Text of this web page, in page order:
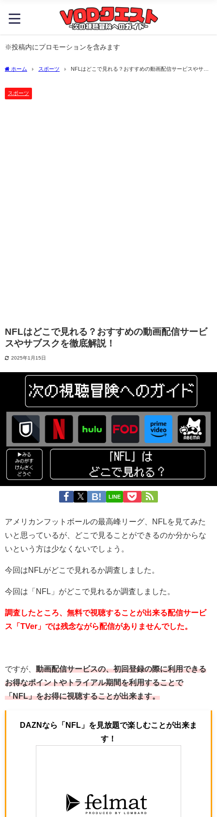
※投稿内にプロモーションを含みます
ホーム スポーツ
NFLはどこで見れる？おすすめの動画配信サービスやサブ
スポーツ
NFLはどこで見れる？おすすめの動画配信サービ
スやサブスクを徹底解説！
2025年1月15日
LINE
アメリカンフットボールの最高峰リーグ、NFLを見てみた
いと思っているが、どこで見ることができるのか分からな
いという方は少なくないでしょう。
今回はNFLがどこで見れるか調査しました。
今回は「NFL」がどこで見れるか調査しました。
調査したところ、無料で視聴することが出来る配信サービ
ス「TVer」では残念ながら配信がありませんでした。
ですが、 動画配信サービスの、初回登録の際に利用できる
お得なポイントやトライアル期間を利用することで
「NFL」をお得に視聴することが出来ます。
DAZNなら「NFL」を見放題で楽しむことが出来ま
す！